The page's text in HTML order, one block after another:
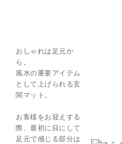
おしゃれは足元か
ら。
風水の重要アイテム
として上げられる玄
関マット。
お客様をお迎えする
際、最初に目にして
足元で感じる部分は